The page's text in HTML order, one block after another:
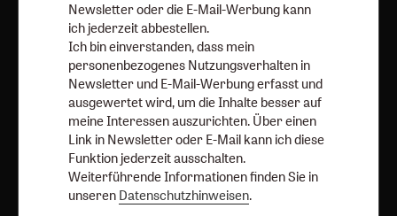
Vertrag widerrufen Abo online kündigen
Newsletter oder die E-Mail-Werbung kann
ich jederzeit abbestellen.
Ich bin einverstanden, dass mein
personenbezogenes Nutzungsverhalten in
Newsletter und E-Mail-Werbung erfasst und
ausgewertet wird, um die Inhalte besser auf
meine Interessen auszurichten. Über einen
Link in Newsletter oder E-Mail kann ich diese
Funktion jederzeit ausschalten.
Weiterführende Informationen finden Sie in
unseren Datenschutzhinweisen.